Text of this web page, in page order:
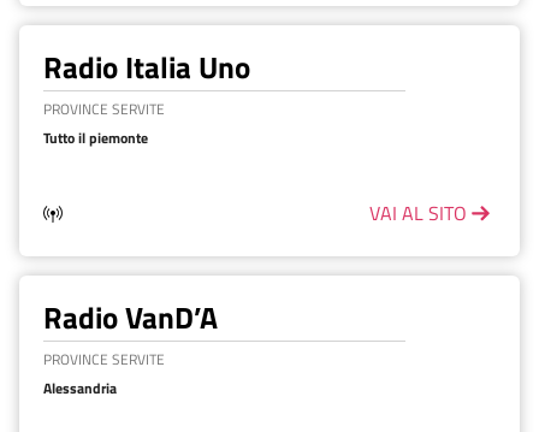
Radio Italia Uno
PROVINCE SERVITE
Tutto il piemonte
VAI AL SITO
Radio VanD’A
PROVINCE SERVITE
Alessandria